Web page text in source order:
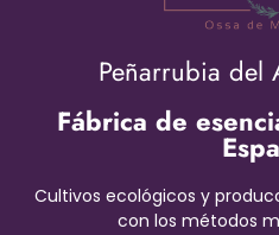
Peñarrubia del
Fábrica de
Cultivos ecológicos y
con los métodos